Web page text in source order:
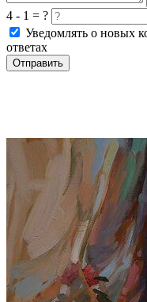
4 - 1 = ?
Уведомлять о новых
ответах
Отправить